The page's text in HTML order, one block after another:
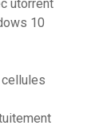
utorrent
10